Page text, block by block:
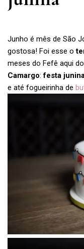
Junho é mês de São
gostosa! Foi esse o
meses do Fefê aqui do
Camargo:festa
e até fogueirinha de